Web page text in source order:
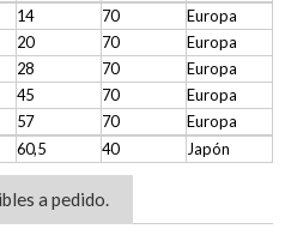
14 70
Europa
20 70
Europa
28 70
Europa
45 70
Europa
57 70
Europa
60,5 40 Japón
a pedido.